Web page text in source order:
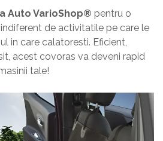
Auto VarioShop® pentru o
de activitatile pe care le
in care calatoresti. Eficient,
acest covoras va deveni rapid
tale!